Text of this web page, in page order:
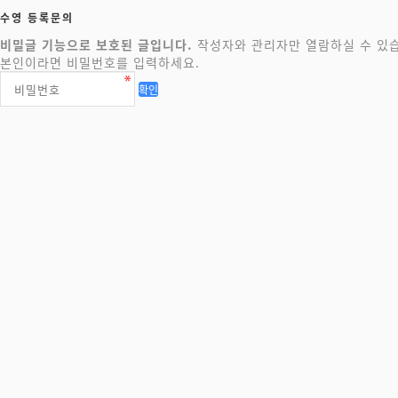
수영 등록문의
비밀글 기능으로 보호된 글입니다. 작성자와 관리자만 열람하실 수 있
본인이라면 비밀번호를 입력하세요.